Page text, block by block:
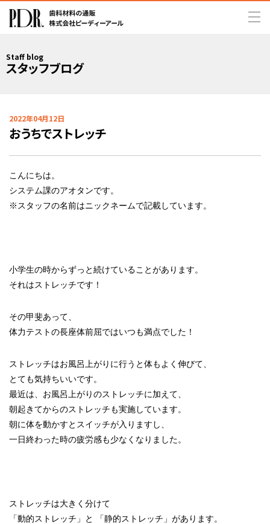
Staff blog
スタッフブログ
2022年04月12日
おうちでストレッチ
こんにちは。
システム課のアオタンです。
※スタッフの名前はニックネームで記載しています。
小学生の時からずっと続けていることがあります。
それはストレッチです！
その甲斐あって、
体力テストの長座体前屈ではいつも満点でした！
ストレッチはお風呂上がりに行うと体もよく伸びて、
とても気持ちいいです。
最近は、お風呂上がりのストレッチに加えて、
朝起きてからのストレッチも実施しています。
朝に体を動かすとスイッチが入りますし、
一日終わった時の疲労感も少なくなりました。
ストレッチは大きく分けて
「動的ストレッチ」と 「静的ストレッチ」があります。